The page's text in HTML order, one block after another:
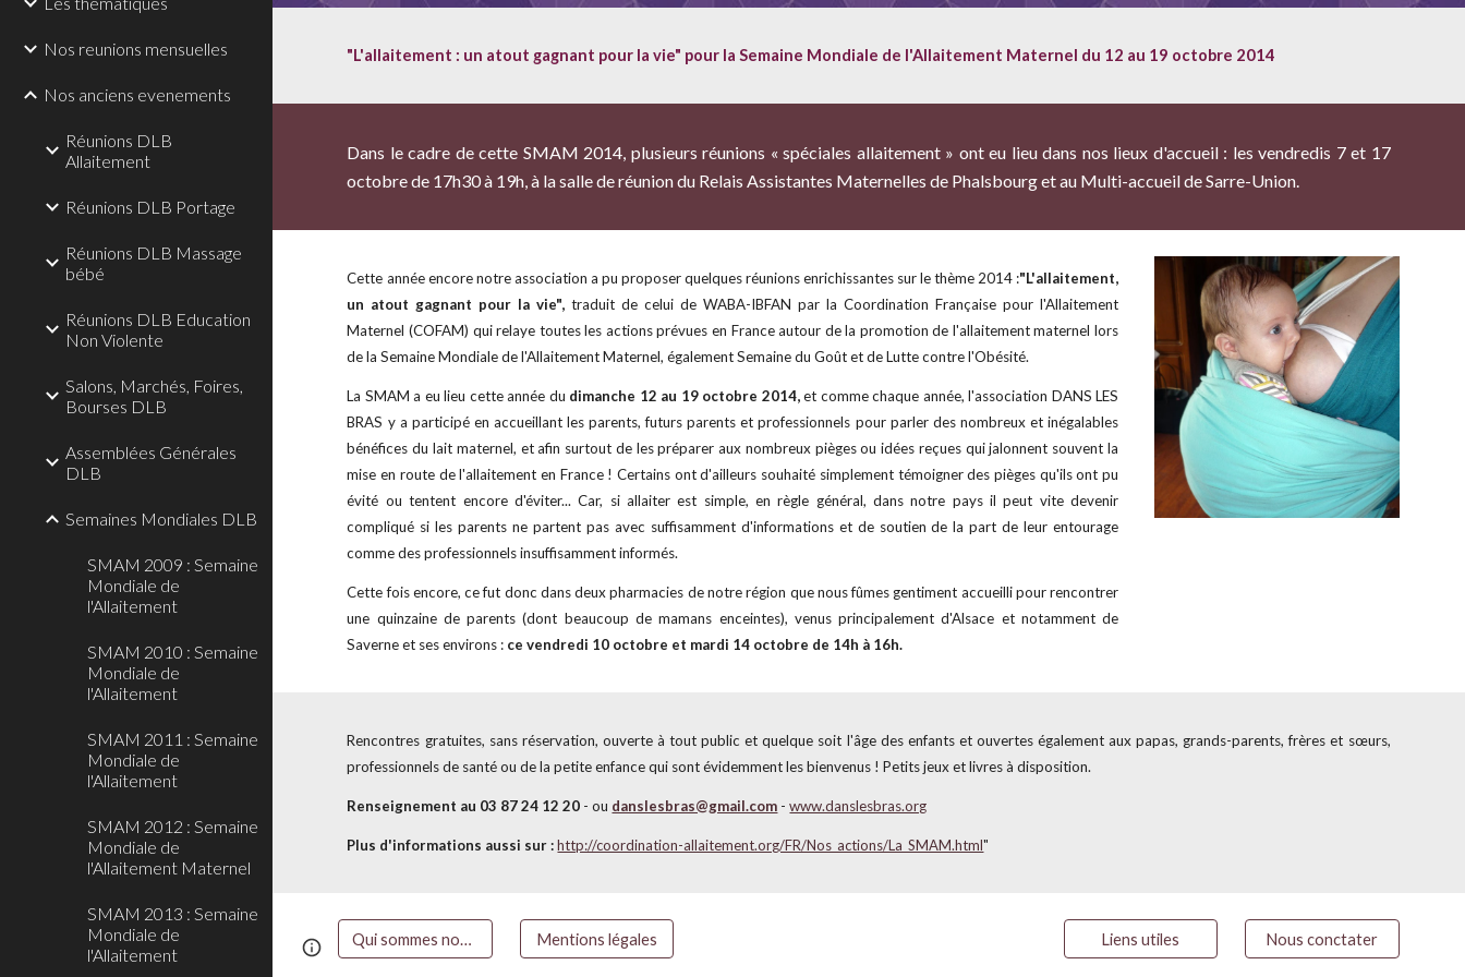
Nos reunions mensuelles
Nos anciens evenements
Réunions DLB
Allaitement
Réunions DLB Portage
Réunions DLB Massage
bébé
Réunions DLB Education
Non Violente
Salons, Marchés, Foires,
Bourses DLB
Assemblées Générales
DLB
Semaines Mondiales DLB
SMAM 2009 : Semaine
Mondiale de
l'Allaitement
SMAM 2010 : Semaine
Mondiale de
l'Allaitement
SMAM 2011 : Semaine
Mondiale de
l'Allaitement
SMAM 2012 : Semaine
Mondiale de
l'Allaitement Maternel
SMAM 2013 : Semaine
Mondiale de
l'Allaitement
"L'allaitement : un atout gagnant pour la vie" pour la Semaine Mondiale de l'Allaitement Maternel du 12 au 19 octobre 2014
Dans le cadre de cette SMAM 2014, plusieurs réunions « spéciales allaitement » ont eu lieu dans nos lieux d'accueil : les vendredis 7 et 17
octobre de 17h30 à 19h, à la salle de réunion du Relais Assistantes Maternelles de Phalsbourg et au Multi-accueil de Sarre-Union.
Cette année encore notre association a pu proposer quelques réunions enrichissantes sur le thème 2014 :"L'allaitement,
un atout gagnant pour la vie",traduit de celui de WABA-IBFAN par la Coordination Française pour l'Allaitement
Maternel (COFAM) qui relaye toutes les actions prévues en France autour de la promotion de l'allaitement maternel lors
de la Semaine Mondiale de l'Allaitement Maternel, également Semaine du Goût et de Lutte contre l'Obésité.
La SMAM a eu lieu cette année du dimanche 12 au 19 octobre 2014,et comme chaque année, l'association DANS LES
BRAS y a participé en accueillant les parents, futurs parents et professionnels pour parler des nombreux et inégalables
bénéfices du lait maternel, et afin surtout de les préparer aux nombreux pièges ou idées reçues qui jalonnent souvent la
mise en route de l'allaitement en France ! Certains ont d'ailleurs souhaité simplement témoigner des pièges qu'ils ont pu
évité ou tentent encore d'éviter... Car, si allaiter est simple, en règle général, dans notre pays il peut vite devenir
compliqué si les parents ne partent pas avec suffisamment d'informations et de soutien de la part de leur entourage
comme des professionnels insuffisamment informés.
Cette fois encore, ce fut donc dans deux pharmacies de notre région que nous fûmes gentiment accueilli pour rencontrer
une quinzaine de parents (dont beaucoup de mamans enceintes), venus principalement d'Alsace et notamment de
Saverne et ses environs : ce vendredi 10 octobre et mardi 14 octobre de 14h à 16h.
Rencontres gratuites, sans réservation, ouverte à tout public et quelque soit l'âge des enfants et ouvertes également aux papas, grands-parents, frères et sœurs,
professionnels de santé ou de la petite enfance qui sont évidemment les bienvenus ! Petits jeux et livres à disposition.
Renseignement au 03 87 24 12 20 - ou danslesbras@gmail.com - www.danslesbras.org
Plus d'informations aussi sur : http://coordination-allaitement.org/FR/Nos_actions/La_SMAM.html"
Qui sommes nous ? Mentions légales Liens utiles Nous conctater
Page
Google Sites Report abuse